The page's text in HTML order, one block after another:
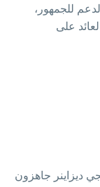
للجمهور،
على